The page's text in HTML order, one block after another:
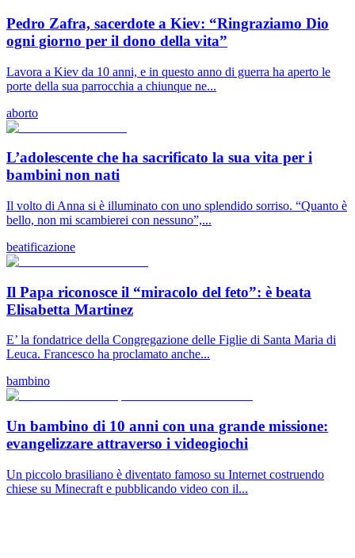
Pedro Zafra, sacerdote a Kiev: “Ringraziamo Dio
ogni giorno per il dono della vita”
Lavora a Kiev da 10 anni, e in questo anno di guerra ha aperto le
porte della sua parrocchia a chiunque ne...
aborto
L’adolescente che ha sacrificato la sua vita per i
bambini non nati
Il volto di Anna si è illuminato con uno splendido sorriso. “Quanto è
bello, non mi scambierei con nessuno”,...
beatificazione
Il Papa riconosce il “miracolo del feto”: è beata
Elisabetta Martinez
E’ la fondatrice della Congregazione delle Figlie di Santa Maria di
Leuca. Francesco ha proclamato anche...
bambino
Un bambino di 10 anni con una grande missione:
evangelizzare attraverso i videogiochi
Un piccolo brasiliano è diventato famoso su Internet costruendo
chiese su Minecraft e pubblicando video con il...